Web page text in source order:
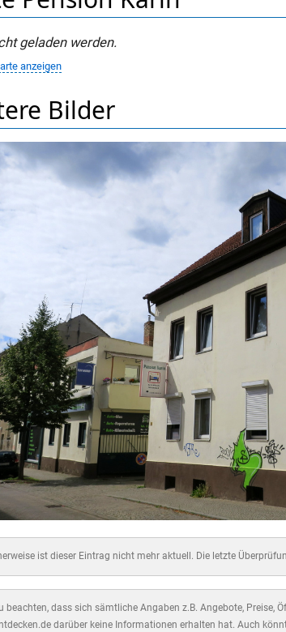
geladen werden.
anzeigen
Bilder
ist dieser Eintrag nicht mehr aktuell. Die letzte
beachten, dass sich sämtliche Angaben z.B. Angebote, Preise,
darüber keine Informationen erhalten hat. Auch